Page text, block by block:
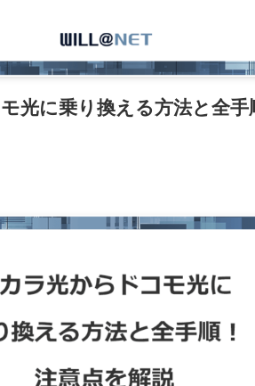
光に乗り換える方法と全手